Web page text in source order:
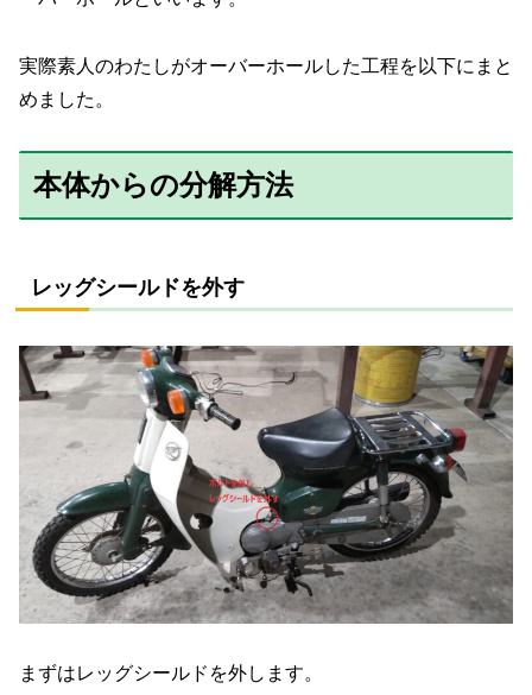
実際素人のわたしがオーバーホールした工程を以下にまと
めました。
本体からの分解方法
レッグシールドを外す
まずはレッグシールドを外します。